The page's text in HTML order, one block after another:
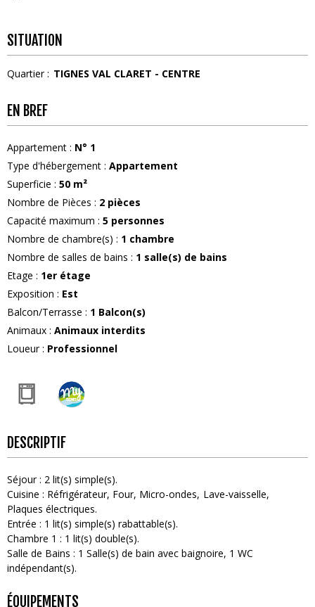
SITUATION
Quartier : TIGNES VAL CLARET - CENTRE
EN BREF
Appartement : N° 1
Type d'hébergement : Appartement
Superficie : 50 m²
Nombre de Pièces : 2 pièces
Capacité maximum : 5 personnes
Nombre de chambre(s) : 1 chambre
Nombre de salles de bains : 1 salle(s) de bains
Etage : 1er étage
Exposition : Est
Balcon/Terrasse : 1 Balcon(s)
Animaux : Animaux interdits
Loueur: Professionnel
DESCRIPTIF
Séjour: 2 lit(s) simple(s)
Cuisine : Réfrigérateur Four Micro-ondes Lave-vaisselle
Plaques électriques
Entrée : 1 lit(s) simple(s) rabattable(s)
Chambre 1 : 1 lit(s) double(s)
Salle de Bains : 1 Salle(s) de bain avec baignoire 1 WC
indépendant(s)
ÉQUIPEMENTS